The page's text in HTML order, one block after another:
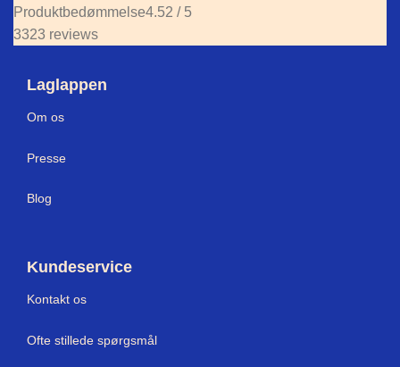
Produktbedømmelse4.52 / 5
3323 reviews
Laglappen
Om os
Presse
Blog
Kundeservice
Kontakt os
Ofte stillede spørgsmål